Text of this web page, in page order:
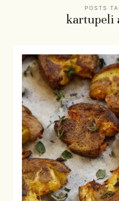
POSTS
kartupeli